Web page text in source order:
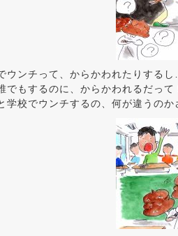
ウンチって、からかわれたりする
でもするのに、からかわれるだっ
学校でウンチするの、何が違うのか